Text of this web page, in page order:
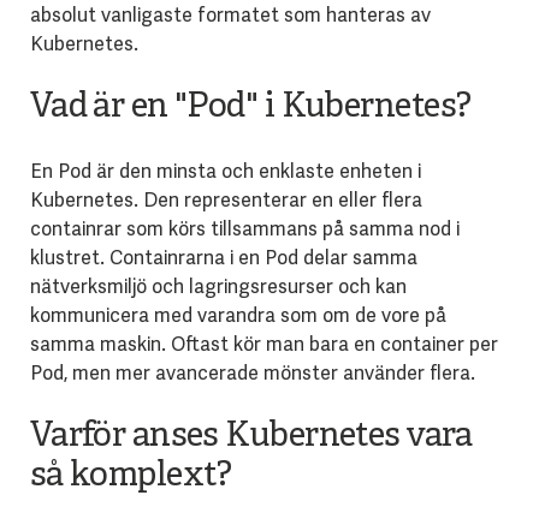
absolut vanligaste formatet som hanteras av
Kubernetes.
Vad är en "Pod" i Kubernetes?
En Pod är den minsta och enklaste enheten i
Kubernetes. Den representerar en eller flera
containrar som körs tillsammans på samma nod i
klustret. Containrarna i en Pod delar samma
nätverksmiljö och lagringsresurser och kan
kommunicera med varandra som om de vore på
samma maskin. Oftast kör man bara en container per
Pod, men mer avancerade mönster använder flera.
Varför anses Kubernetes vara
så komplext?